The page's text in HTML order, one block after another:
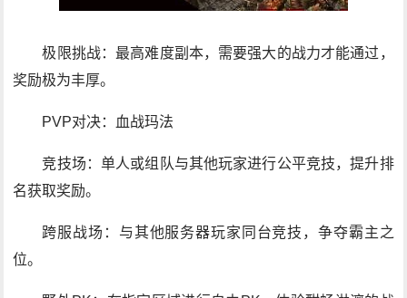
极限挑战：最高难度副本，需要强大的战力才能通过，
奖励极为丰厚。
PVP对决：血战玛法
竞技场：单人或组队与其他玩家进行公平竞技，提升排
名获取奖励。
跨服战场：与其他服务器玩家同台竞技，争夺霸主之
位。